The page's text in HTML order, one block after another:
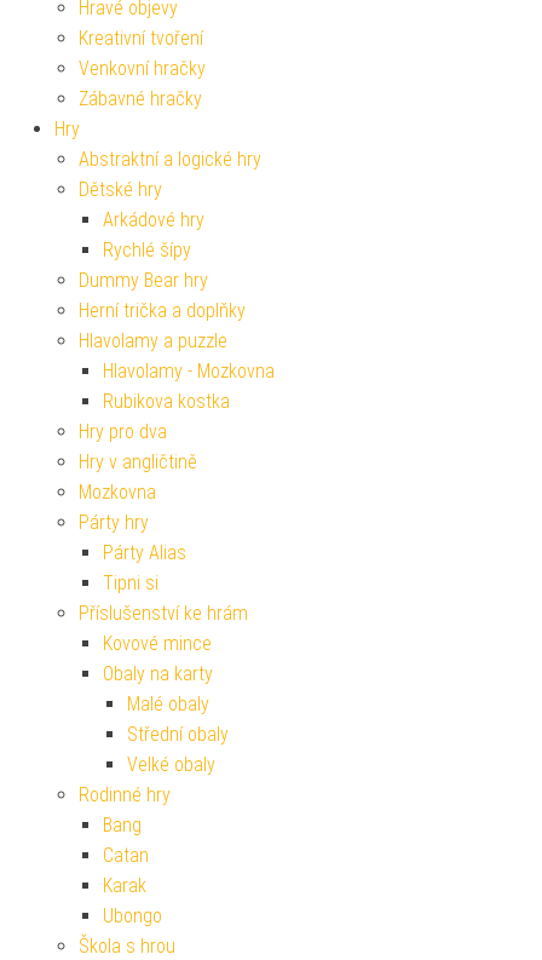
Hravé objevy
Kreativní tvoření
Venkovní hračky
Zábavné hračky
Hry
Abstraktní a logické hry
Dětské hry
Arkádové hry
Rychlé šípy
Dummy Bear hry
Herní trička a doplňky
Hlavolamy a puzzle
Hlavolamy - Mozkovna
Rubikova kostka
Hry pro dva
Hry v angličtině
Mozkovna
Párty hry
Párty Alias
Tipni si
Příslušenství ke hrám
Kovové mince
Obaly na karty
Malé obaly
Střední obaly
Velké obaly
Rodinné hry
Bang
Catan
Karak
Ubongo
Škola s hrou